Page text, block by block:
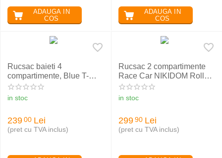
ADAUGA IN
COS
ADAUGA IN
COS
Rucsac baieti 4
compartimente, Blue T-
Rex, ST. RIGHT BP04
in stoc
239 00 Lei
(pret cu TVA inclus)
Rucsac 2 compartimente
Race Car NIKIDOM Roller
Go
in stoc
299 90 Lei
(pret cu TVA inclus)